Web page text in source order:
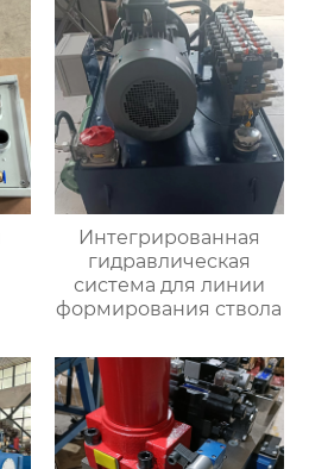
Интегрированная
гидравлическая
система для линии
формирования ствола